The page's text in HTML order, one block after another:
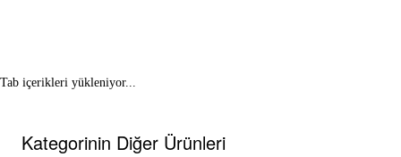
Tab içerikleri yükleniyor...
Kategorinin Diğer Ürünleri